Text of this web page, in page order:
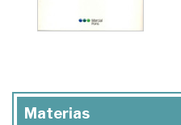
Materias